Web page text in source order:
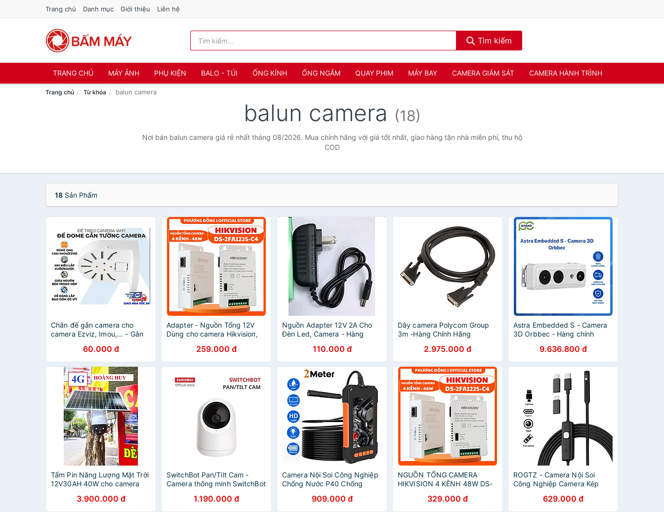
Trang chủ Danh mục Giới thiệu Liên hệ
Tìm kiếm
TRANG CHỦ MÁY ẢNH PHỤ KIỆN BALO - TÚI ỐNG KÍNH ỐNG NGẮM QUAY PHIM MÁY BAY CAMERA GIÁM SÁT CAMERA HÀNH TRÌNH
Trang chủ Từ khóa balun camera
balun camera (18)
Nơi bán balun camera giá rẻ nhất tháng 08/2026. Mua chính hãng với giá tốt nhất, giao hàng tận nhà miễn phí, thu hộ
COD
18 Sản Phẩm
Chân đế gắn camera cho
camera Ezviz, Imou,... - Gắn
lợi, dễ dàng - Hàng Nhập
Khẩu
60.000 đ
Adapter - Nguồn Tổng 12V
Dùng cho camera Hikvision,
259.000 đ
Nguồn Adapter 12V 2A Cho
Đèn Led, Camera - Hàng
CAMERA GIÁM SÁT
110.000 đ
Dây camera Polycom Group
3m -Hàng Chính Hãng
2.975.000 đ
Astra Embedded S - Camera
3D Orbbec - Hàng chính
9.636.800 đ
Tấm Pin Năng Lượng Mặt Trời
12V30AH 40W cho camera
pin năng lượng cho camera
2025 - Hàng Chính Hãng
3.900.000 đ
SwitchBot Pan/Tilt Cam -
Camera thông minh SwitchBot
1.190.000 đ
Camera Nội Soi Công Nghiệp
Chống Nước P40 Chống
Inch 1080P Camera 8 LED
Đường Kính 8mm. P40 8mm
909.000 đ
NGUỒN TỔNG CAMERA
HIKVISION 4 KÊNH 48W DS-
329.000 đ
ROGTZ - Camera Nội Soi
Công Nghiệp Camera Kép
Tương Thích Android/IOS Cáp
Mềm 1m Phụ Kiện Đa Dạng Độ
629.000 đ